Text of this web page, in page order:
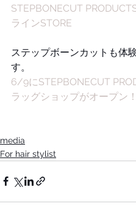
STEPBONECUT
ラインSTORE
ステップボーンカットも体
す。
6/9にSTEPBONECUT
ラッグショップがオープン！
media
For hair stylist